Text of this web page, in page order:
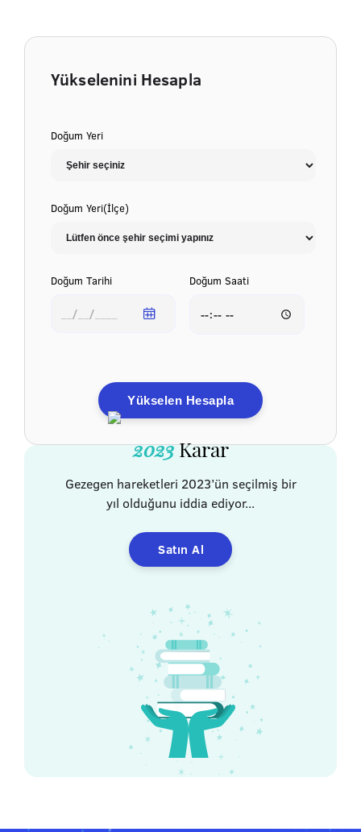
Yükselenini Hesapla
Doğum Yeri
Doğum Yeri(İlçe)
Doğum Tarihi Doğum Saati
Yükselen Hesapla
2023Karar
Gezegen hareketleri 2023’ün seçilmiş bir
yıl olduğunu iddia ediyor...
Satın Al